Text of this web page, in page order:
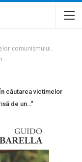
comunismului.
În căutarea victimelor
de un…"